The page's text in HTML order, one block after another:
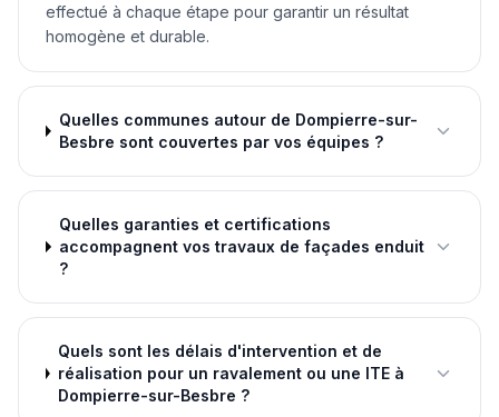
effectué à chaque étape pour garantir un résultat
homogène et durable.
Quelles communes autour de Dompierre-sur-
Besbre sont couvertes par vos équipes ?
Quelles garanties et certifications
accompagnent vos travaux de façades enduit
?
Quels sont les délais d'intervention et de
réalisation pour un ravalement ou une ITE à
Dompierre-sur-Besbre ?